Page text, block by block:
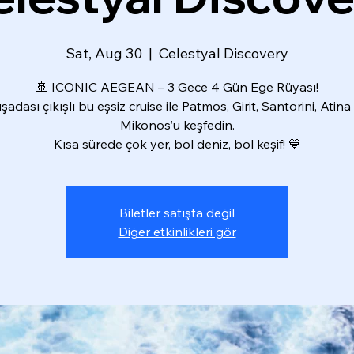
Sat, Aug 30
  |
Celestyal Discovery
🚢 ICONIC AEGEAN – 3 Gece 4 Gün Ege Rüyası!
çıkışlı bu eşsiz cruise ile Patmos, Girit, Santorini,
Mikonos’u keşfedin.
Kısa sürede çok yer, bol deniz, bol keşif! 💙
Biletler satışta değil
Diğer etkinlikleri gör